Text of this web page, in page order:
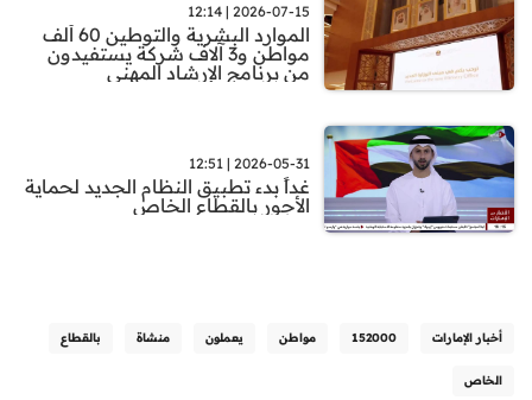
2026-07-15 | 12:14
الموارد البشرية والتوطين 60 ألف
مواطن و3 آلاف شركة يستفيدون
من برنامج الإرشاد المهني
2026-05-31 | 12:51
غداً بدء تطبيق النظام الجديد لحماية
الأجور بالقطاع الخاص
أخبار الإمارات 152000 مواطن يعملون منشاة بالقطاع
الخاص